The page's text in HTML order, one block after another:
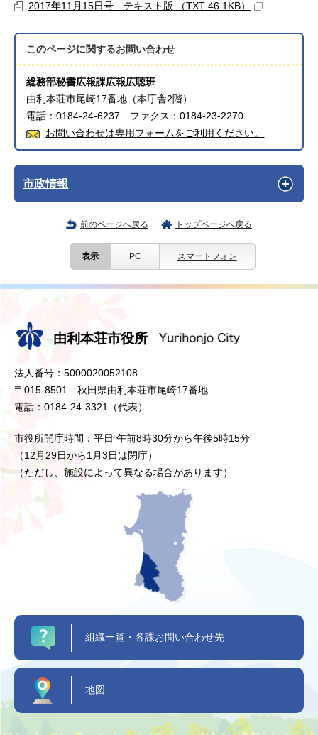
2017年11月15日号 テキスト版 （TXT 46.1KB）
このページに関するお問い合わせ
総務部秘書広報課広報広聴班
由利本荘市尾崎17番地（本庁舎2階）
電話：0184-24-6237 ファクス：0184-23-2270
お問い合わせは専用フォームをご利用ください。
市政情報
前のページへ戻る トップページへ戻る
表示 PC スマートフォン
由利本荘市役所
法人番号：5000020052108
〒015-8501 秋田県由利本荘市尾崎17番地
電話：0184-24-3321（代表）
市役所開庁時間：平日 午前8時30分から午後5時15分
（12月29日から1月3日は閉庁）
（ただし、施設によって異なる場合があります）
組織一覧・各課お問い合わせ先
地図